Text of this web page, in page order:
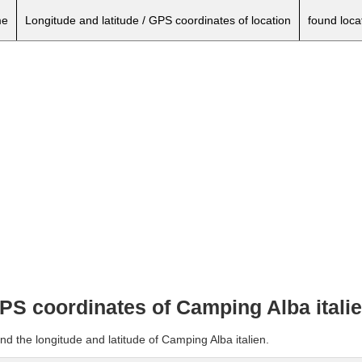
Longitude and latitude / GPS coordinates of location found
coordinates of Camping Alba
the longitude and latitude of Camping Alba italien.